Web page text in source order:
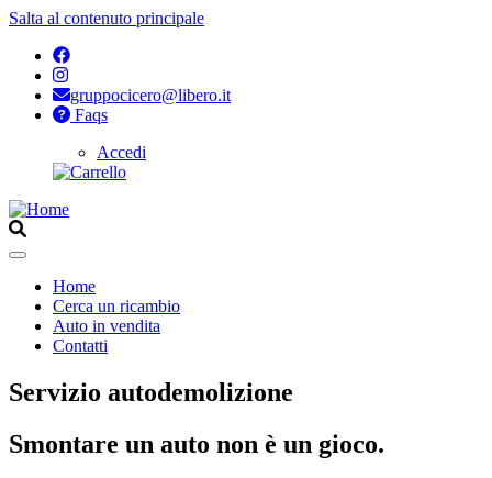
Salta al contenuto principale
gruppocicero@libero.it
Faqs
Accedi
Opzioni
di
per
Aperto
Navigazione
principale
Home
Cerca un ricambio
Auto in vendita
Contatti
Servizio autodemolizione
Smontare un auto non è un gioco.